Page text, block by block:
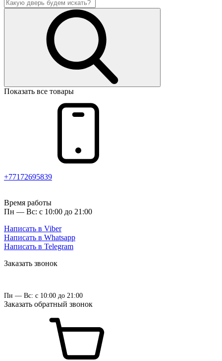
Показать все товары
+77172695839
Время работы
Пн — Вс: с 10:00 до 21:00
Написать в Viber
Написать в Whatsapp
Написать в Telegram
Заказать звонок
Пн — Вс: с 10:00 до 21:00
Заказать обратный звонок